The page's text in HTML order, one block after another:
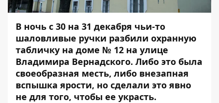
В ночь с 30 на 31 декабря чьи-то
шаловливые ручки разбили охранную
табличку на доме № 12 на улице
Владимира Вернадского. Либо это была
своеобразная месть, либо внезапная
вспышка ярости, но сделали это явно
не для того, чтобы ее украсть.